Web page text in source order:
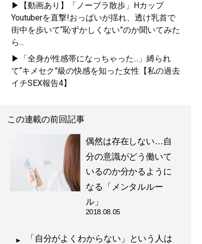
▶【動画あり】「ノーブラ散歩」Hカップ
Youtuberを直撃!おっぱいが揺れ、透け乳首で
街中を歩いて“恥ずかしくない”のか聞いてみた
ら...
▶「全身が性感帯になっちゃった...」縛られ
て“キメセク”級の快感を知った女性【私の過去
イチSEX報告4】
この連載の前回記事
偶然は存在しない…自
分の意識がどう働いて
いるのか分かるように
なる「メンタルルー
ル」
2018.08.05
「自分がよくわからない」という人は